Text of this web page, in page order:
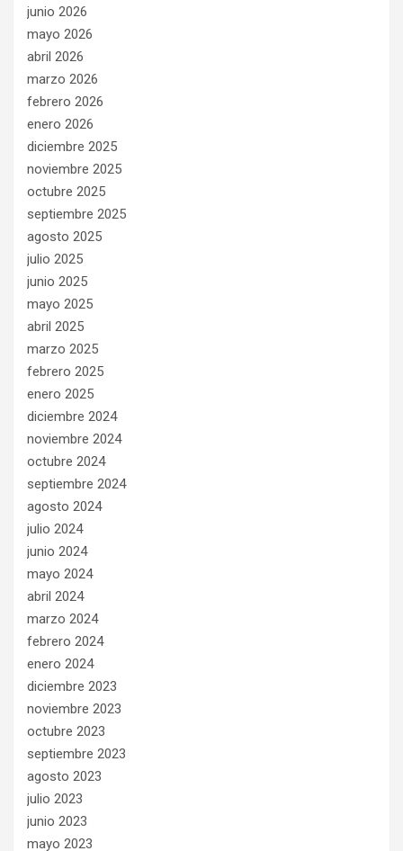
junio 2026
mayo 2026
abril 2026
marzo 2026
febrero 2026
enero 2026
diciembre 2025
noviembre 2025
octubre 2025
septiembre 2025
agosto 2025
julio 2025
junio 2025
mayo 2025
abril 2025
marzo 2025
febrero 2025
enero 2025
diciembre 2024
noviembre 2024
octubre 2024
septiembre 2024
agosto 2024
julio 2024
junio 2024
mayo 2024
abril 2024
marzo 2024
febrero 2024
enero 2024
diciembre 2023
noviembre 2023
octubre 2023
septiembre 2023
agosto 2023
julio 2023
junio 2023
mayo 2023